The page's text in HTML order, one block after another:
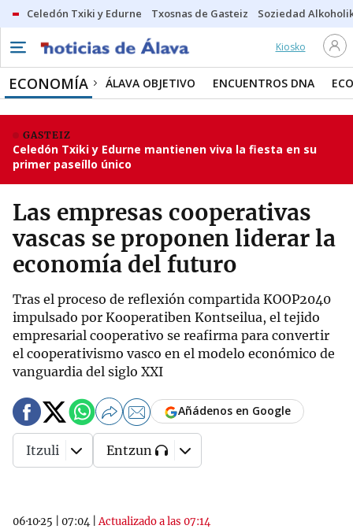
Celedón Txiki y Edurne Txosnas de Gasteiz Soziedad
Kiosko
ECONOMÍA ÁLAVA OBJETIVO ENCUENTROS DNA
GASTEIZ
Celedón Txiki y Edurne mantienen viva la fiesta en su
primer paseíllo único
Las empresas cooperativas
vascas se proponen liderar la
economía del futuro
Tras el proceso de reflexión compartida KOOP2040
impulsado por Kooperatiben Kontseilua, el tejido
empresarial cooperativo se reafirma para convertir
el cooperativismo vasco en el modelo económico de
vanguardia del siglo XXI
06·10·25 07:04 |Actualizado a las 07:14
Añádenos en Google
Itzuli Entzun